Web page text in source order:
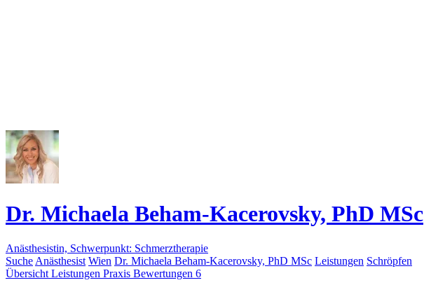
Dr. Michaela Beham-Kacerovsky, PhD MSc
Anästhesistin, Schwerpunkt: Schmerztherapie
Suche Anästhesist Wien Dr. Michaela Beham-Kacerovsky, PhD MSc Leistungen Schröpfen
Übersicht Leistungen Praxis Bewertungen 6